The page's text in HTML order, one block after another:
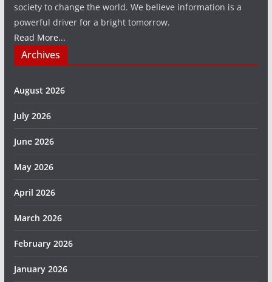
society to change the world. We believe information is a
powerful driver for a bright tomorrow.
Read More...
Archives
August 2026
July 2026
June 2026
May 2026
April 2026
March 2026
February 2026
January 2026